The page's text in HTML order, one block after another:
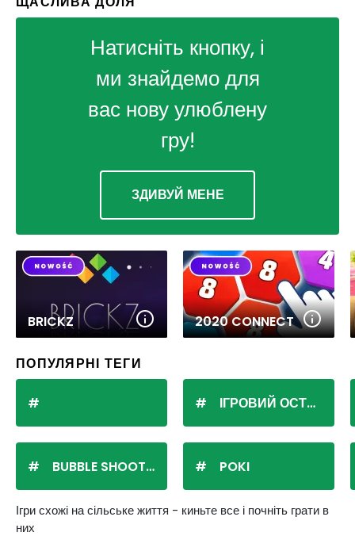
Натисніть кнопку, і
ми знайдемо для
вас нову улюблену
гру!
ЗДИВУЙ МЕНЕ
BRICKZ 2020 CONNECT
ПОПУЛЯРНІ ТЕГИ
BUBBLE SHOOTER
ІГРОВИЙ ОСТРІВ
POKI
Ігри схожі на сільське життя - киньте все і почніть грати в
них